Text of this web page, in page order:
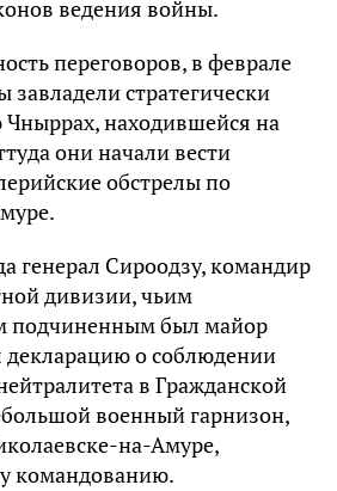
ведения войны.
переговоров, в феврале
завладели стратегически
находившейся на
они начали вести
обстрелы по
генерал Сироодзу, командир
дивизии, чьим
подчиненным был майор
декларацию о соблюдении
в Гражданской
военный гарнизон,
на-Амуре,
командованию.